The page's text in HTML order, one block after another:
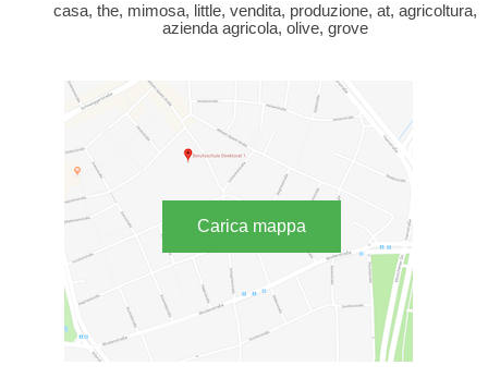
casa, the, mimosa, little, vendita, produzione, at, agricoltura,
azienda agricola, olive, grove
Carica mappa